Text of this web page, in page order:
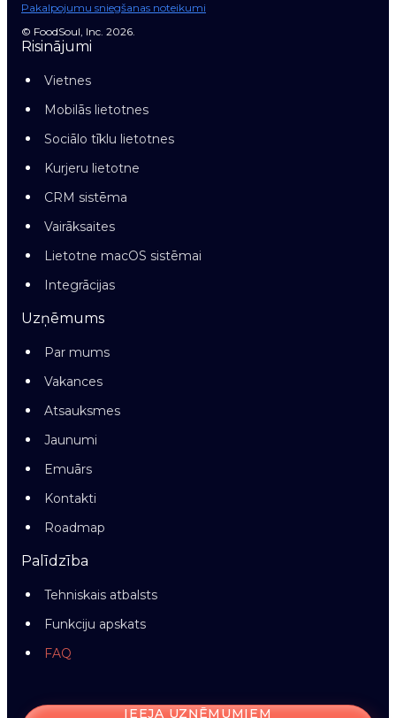
Pakalpojumu sniegšanas noteikumi
© FoodSoul, Inc. 2026.
Risinājumi
Vietnes
Mobilās lietotnes
Sociālo tīklu lietotnes
Kurjeru lietotne
CRM sistēma
Vairāksaites
Lietotne macOS sistēmai
Integrācijas
Uzņēmums
Par mums
Vakances
Atsauksmes
Jaunumi
Emuārs
Kontakti
Roadmap
Palīdzība
Tehniskais atbalsts
Funkciju apskats
FAQ
IEEJA UZŅĒMUMIEM